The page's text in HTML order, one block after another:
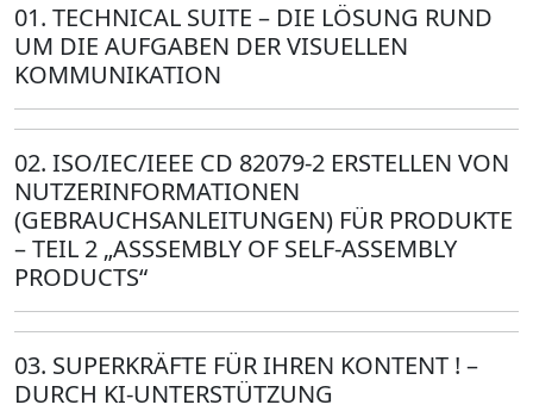
01. TECHNICAL SUITE – DIE LÖSUNG RUND
UM DIE AUFGABEN DER VISUELLEN
KOMMUNIKATION
02. ISO/IEC/IEEE CD 82079-2 ERSTELLEN VON
NUTZERINFORMATIONEN
(GEBRAUCHSANLEITUNGEN) FÜR PRODUKTE
– TEIL 2 „ASSSEMBLY OF SELF-ASSEMBLY
PRODUCTS“
03. SUPERKRÄFTE FÜR IHREN KONTENT ! –
DURCH KI-UNTERSTÜTZUNG